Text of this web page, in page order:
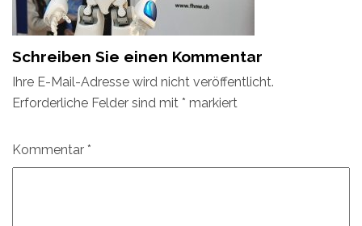
Schreiben Sie einen Kommentar
Ihre E-Mail-Adresse wird nicht veröffentlicht.
Erforderliche Felder sind mit * markiert
Kommentar *